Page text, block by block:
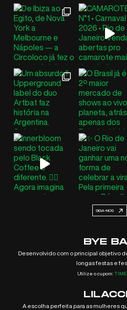
SIGA-NOS
BYE
Desenvolvido com o principal objetivo
longas festas e
Utilize o cupom:
A escolha perfeita para as mulheres